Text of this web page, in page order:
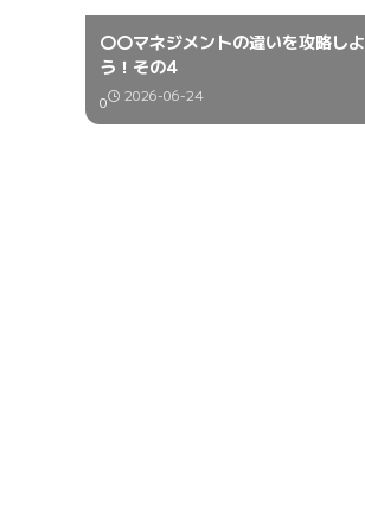
〇〇マネジメントの違いを攻略しよ
う！その4
0 2026-06-24